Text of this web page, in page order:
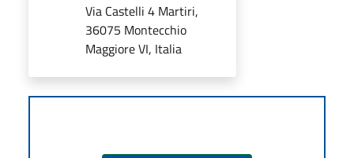
Via Castelli 4 Martiri,
36075 Montecchio
Maggiore VI, Italia